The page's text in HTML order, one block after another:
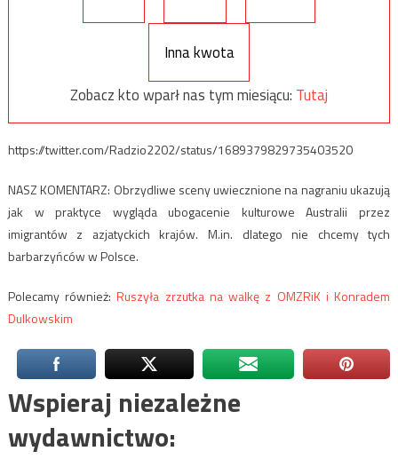
Inna kwota
Zobacz kto wparł nas tym miesiącu: Tutaj
https://twitter.com/Radzio2202/status/1689379829735403520
NASZ KOMENTARZ: Obrzydliwe sceny uwiecznione na nagraniu ukazują
jak w praktyce wygląda ubogacenie kulturowe Australii przez
imigrantów z azjatyckich krajów. M.in. dlatego nie chcemy tych
barbarzyńców w Polsce.
Polecamy również:Ruszyła zrzutka na walkę z OMZRiK i Konradem
Dulkowskim
Wspieraj niezależne
wydawnictwo: